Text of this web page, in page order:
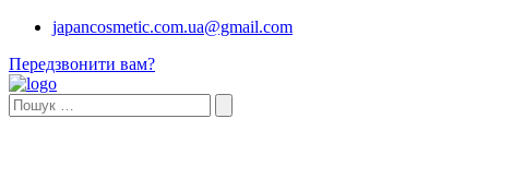
japancosmetic.com.ua@gmail.com
Передзвонити вам?